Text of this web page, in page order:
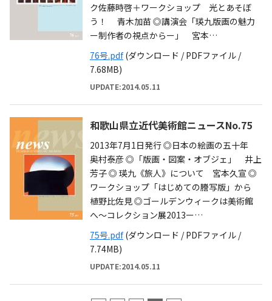
ク佐藤時啓＋ワークショップ 光とあそぼ
う！ 青木加苗 ◎講演会「瑛九版画の魅力
ー制作者の視点からー」 宮本…
76号.pdf(ダウンロード / PDFファイル /
7.68MB)
UPDATE:2014.05.11
和歌山県立近代美術館ニュースNo.75
2013年7月1日発行 ◎日本の絵画の五十年
奥村泰彦 ◎「版画・図案・オブジェ」 井上
芳子 ◎ 瑛九《旅人》について 宮本久宣 ◎
ワークショップ「はじめての謄写版」から
植野比佐見 ◎ゴールデンウィークは美術館
へ〜コレクション展2013ー…
75号.pdf(ダウンロード / PDFファイル /
7.74MB)
UPDATE:2014.05.11